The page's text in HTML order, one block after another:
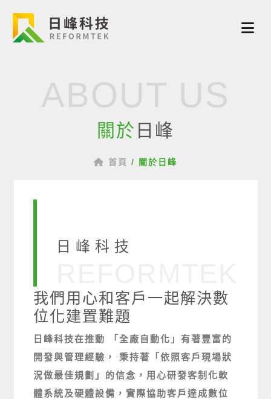
ABOUT US
關於 日峰
首頁 / 關於日峰
日峰科技
我們用心和客戶一起解決數
位化建置難題
日峰科技在推動 「全廠自動化」有著豐富的
開發與管理經驗， 秉持著「依照客戶現場狀
況做最佳規劃」的信念，用心研發客制化軟
體系統及硬體設備，實際協助客戶達成數位